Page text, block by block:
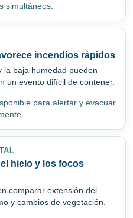
simultáneos.
incendios rápidos
la baja humedad pueden
un evento difícil de contener.
para alertar y evacuar
hielo y los focos
comparar extensión del
y cambios de vegetación.